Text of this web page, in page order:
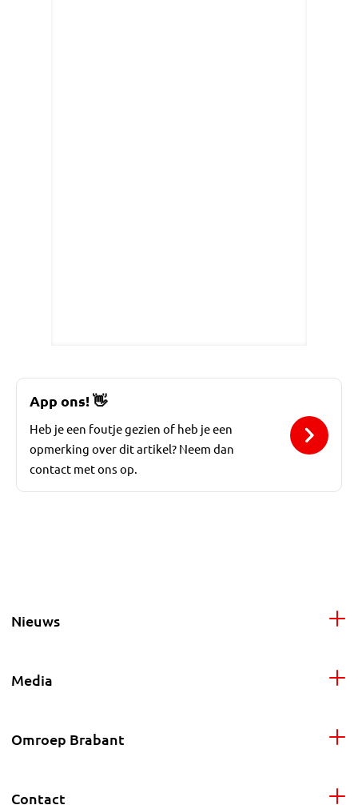
App ons!👋
Heb je een foutje gezien of heb je een
opmerking over dit artikel? Neem dan
contact met ons op.
Nieuws
Media
Omroep Brabant
Contact